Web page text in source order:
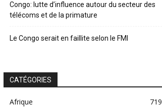
Congo: lutte d’influence autour du secteur des
télécoms et de la primature
Le Congo serait en faillite selon le FMI
CATÉGORIES
Afrique
719